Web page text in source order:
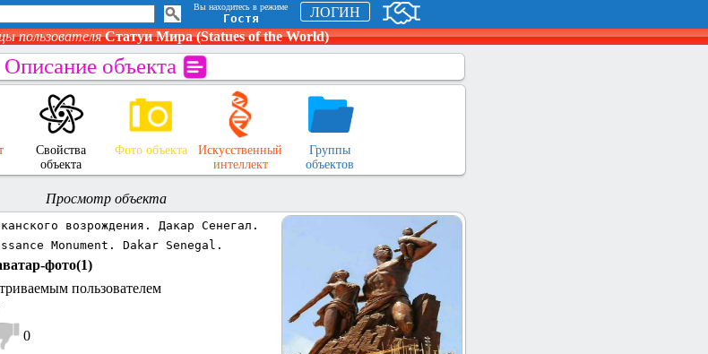
Вы находитесь в режиме
Гостя
ЛОГИН
пользователяСтатуи Мира (Statues of the World)
Описание объекта
Свойства
объекта
Фото объекта
Искусственный
интеллект
Группы
объектов
Просмотр объекта
возрождения. Дакар Сенегал.
Monument. Dakar Senegal.
фото(1)
пользователем
0